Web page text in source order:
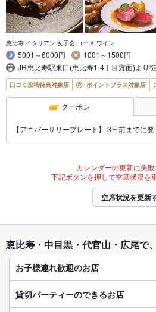
恵比寿 イタリアン 女子会 コース ワイン
5001～6000円
1001～1500円
JR恵比寿駅東口(恵比寿1-4丁目方面)より
口コミ投稿特典対象店 ポイントプラス対象店
クーポン
【アニバーサリープレート】 3日前までに
カレンダーの更新に失敗
下記ボタンを押して空席状況を
空席状況を更新
恵比寿・中目黒・代官山・広尾で
お子様連れ歓迎のお店
貸切パーティーのできるお店